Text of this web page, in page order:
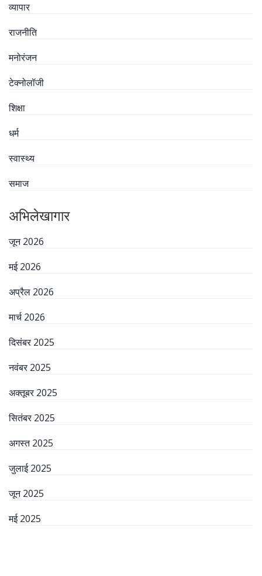
व्यापार
राजनीति
मनोरंजन
टेक्नोलॉजी
शिक्षा
धर्म
स्वास्थ्य
समाज
अभिलेखागार
जून 2026
मई 2026
अप्रैल 2026
मार्च 2026
दिसंबर 2025
नवंबर 2025
अक्तूबर 2025
सितंबर 2025
अगस्त 2025
जुलाई 2025
जून 2025
मई 2025